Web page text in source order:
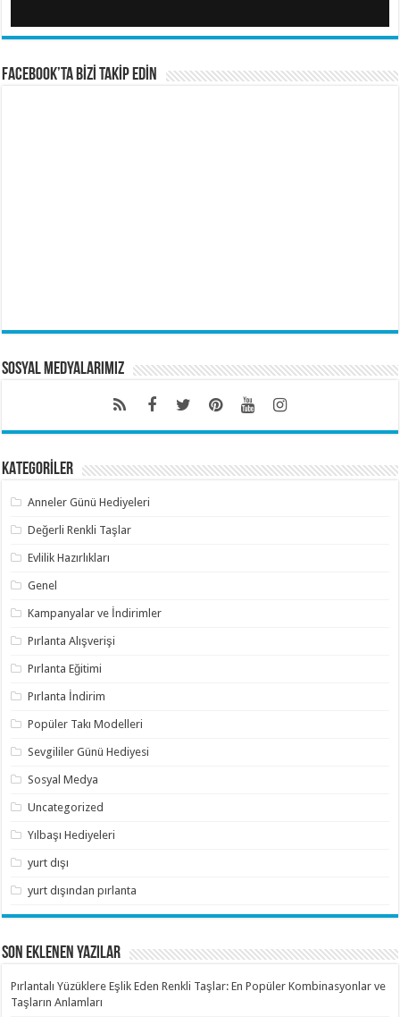
FACEBOOK’TA BİZİ TAKİP EDİN
Sosyal Medyalarımız
KATEGORİLER
Anneler Günü Hediyeleri
Değerli Renkli Taşlar
Evlilik Hazırlıkları
Genel
Kampanyalar ve İndirimler
Pırlanta Alışverişi
Pırlanta Eğitimi
Pırlanta İndirim
Popüler Takı Modelleri
Sevgililer Günü Hediyesi
Sosyal Medya
Uncategorized
Yılbaşı Hediyeleri
yurt dışı
yurt dışından pırlanta
SON EKLENEN YAZILAR
Pırlantalı Yüzüklere Eşlik Eden Renkli Taşlar: En Popüler Kombinasyonlar ve
Taşların Anlamları